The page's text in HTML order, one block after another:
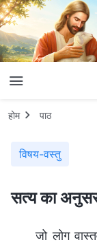
होम पाठ
विषय-वस्तु
सत्य का
जो लोग